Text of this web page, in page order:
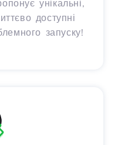
унікальні,
доступні
запуску!